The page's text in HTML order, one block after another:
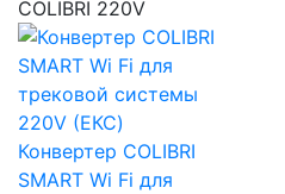
COLIBRI 220V
Конвертер COLIBRI
SMART Wi Fi для